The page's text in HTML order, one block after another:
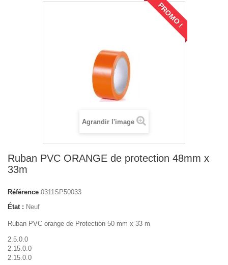
PROMO !
Agrandir l'image
Ruban PVC ORANGE de protection 48mm x
33m
Référence 0311SP50033
État : Neuf
Ruban PVC orange de Protection 50 mm x 33 m
2.5.0.0
2.15.0.0
2.15.0.0